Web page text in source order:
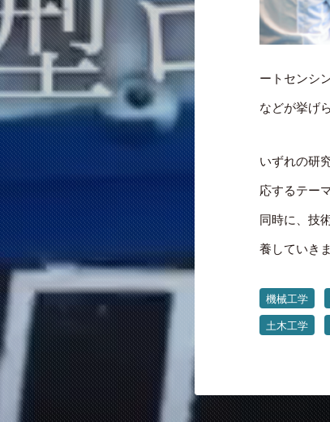
ートセンシ
などが挙げ
いずれの研
応するテー
同時に、技
養していきま
機械工学
土木工学